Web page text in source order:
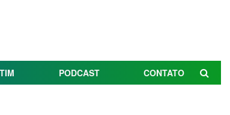
PODCAST CONTATO